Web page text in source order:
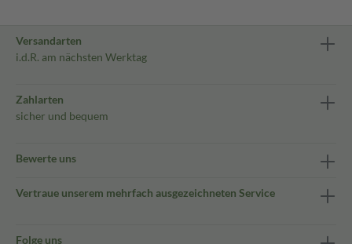
Versandarten
i.d.R. am nächsten Werktag
Zahlarten
sicher und bequem
Bewerte uns
Vertraue unserem mehrfach ausgezeichneten Service
Folge uns